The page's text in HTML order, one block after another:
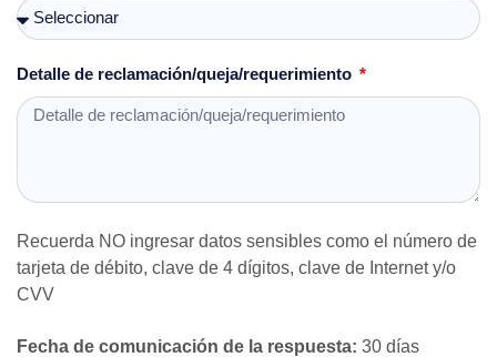
Detalle de reclamación/queja/requerimiento
Recuerda NO ingresar datos sensibles como el número de
tarjeta de débito, clave de 4 dígitos, clave de Internet y/o
CVV
Fecha de comunicación de la respuesta: 30 días